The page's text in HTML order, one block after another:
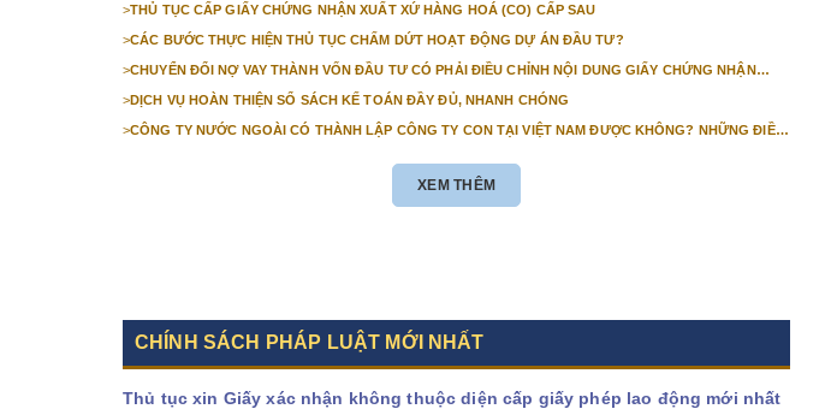
>THỦ TỤC CẤP GIẤY CHỨNG NHẬN XUẤT XỨ HÀNG HOÁ (CO) CẤP SAU
>CÁC BƯỚC THỰC HIỆN THỦ TỤC CHẤM DỨT HOẠT ĐỘNG DỰ ÁN ĐẦU TƯ?
>CHUYỂN ĐỔI NỢ VAY THÀNH VỐN ĐẦU TƯ CÓ PHẢI ĐIỀU CHỈNH NỘI DUNG GIẤY CHỨNG NHẬN
>DỊCH VỤ HOÀN THIỆN SỔ SÁCH KẾ TOÁN ĐẦY ĐỦ, NHANH CHÓNG
>CÔNG TY NƯỚC NGOÀI CÓ THÀNH LẬP CÔNG TY CON TẠI VIỆT NAM ĐƯỢC KHÔNG? NHỮNG ĐIỀU
XEM THÊM
CHÍNH SÁCH PHÁP LUẬT MỚI NHẤT
Thủ tục xin Giấy xác nhận không thuộc diện cấp giấy phép lao động mới nhất